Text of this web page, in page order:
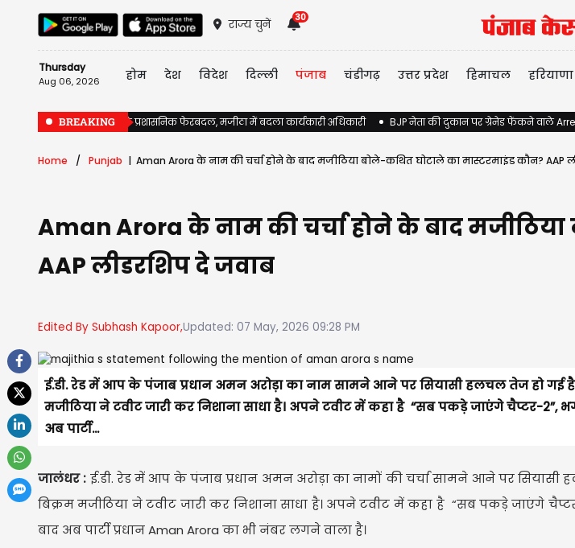
राज्य चुनें
30
Thursday
Aug 06, 2026 होम देश विदेश दिल्ली पंजाब चंडीगढ़ उत्तर प्रदेश हिमाचल हरियाणा
BREAKING
पंजाब में चुनावों से पहले प्रशासनिक फेरबदल, मजीठा में बदला कार्यकारी अधिकारी BJP नेता की दुकान पर ग्रेनेड फेंकने वाले
Home Punjab Aman Arora के नाम की चर्चा होने के बाद मजीठिया बोले-कथित घोटाले का मास्टरमाइंड कौन? AAP
Aman Arora के नाम की चर्चा होने के बाद
AAP लीडरशिप दे जवाब
Edited By Subhash Kapoor,Updated: 07 May, 2026 09:28 PM
ई.डी. रेड में आप के पंजाब प्रधान अमन अरोड़ा का नाम सामने आने पर सियासी हलचल तेज हो गई
मजीठिया ने टवीट जारी कर निशाना साधा है। अपने टवीट में कहा है “सब पकड़े जाएंगे चैप्टर-2”,
अब पार्टी...
जालंधर : ई.डी. रेड में आप के पंजाब प्रधान अमन अरोड़ा का नामों की चर्चा सामने आने पर सियासी
बिक्रम मजीठिया ने टवीट जारी कर निशाना साधा है। अपने टवीट में कहा है “सब पकड़े जाएंगे
बाद अब पार्टी प्रधान Aman Arora का भी नंबर लगने वाला है।